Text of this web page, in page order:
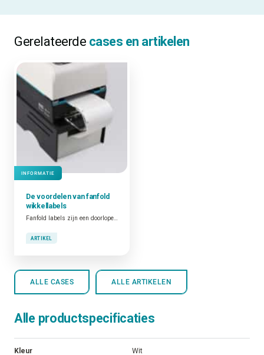
Gerelateerde cases en artikelen
INFORMATIE
De voordelen van fanfold
wikkellabels
ARTIKEL
ALLE CASES ALLE ARTIKELEN
Alle productspecificaties
Kleur Wit